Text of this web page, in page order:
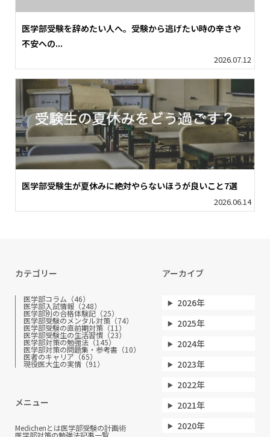
医学部受験を辞めたい人へ。受験から逃げたい時の辛さや
不安への...
2026.07.12
医学部受験生が夏休みに絶対やらないほうが良いこと7選
2026.06.14
カテゴリー
医学部コラム（46）
医学部入試情報（248）
医学部別の合格体験記（25）
医学部受験のメンタル対策（74）
医学部受験の直前期対策（11）
医学部受験生の生活習慣（23）
医学部対策の勉強法（145）
医学部対策の問題集・参考書（10）
医者のキャリア（65）
現役医大生の実情（91）
メニュー
Medichenとは医学部受験の計画術
医学部対策の勉強法記事一覧
アーカイブ
2026年
2025年
2024年
2023年
2022年
2021年
2020年